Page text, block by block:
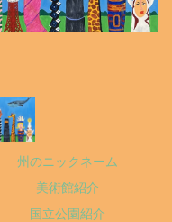
州のニックネーム
美術館紹介
国立公園紹介